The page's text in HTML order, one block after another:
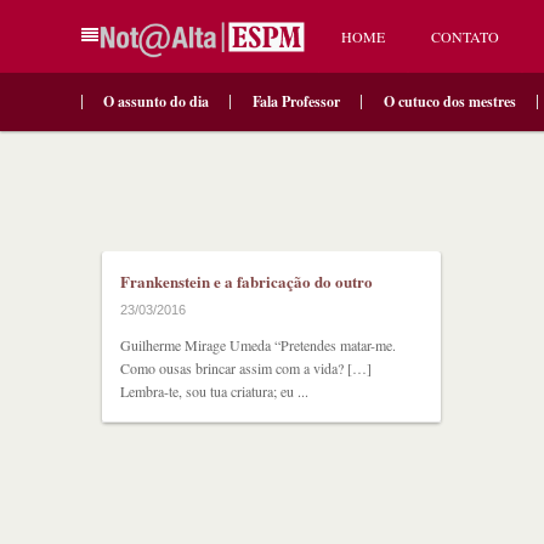
HOME CONTATO
O assunto do dia Fala Professor O cutuco dos mestres
Frankenstein e a fabricação do outro
23/03/2016
Guilherme Mirage Umeda “Pretendes matar-me.
Como ousas brincar assim com a vida? […]
Lembra-te, sou tua criatura; eu ...